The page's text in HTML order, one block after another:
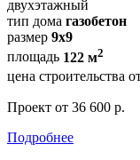
двухэтажный
тип дома газобетон
размер 9х9
площадь 122 м2
цена строительства
Проект от 36 600 р.
Подробнее